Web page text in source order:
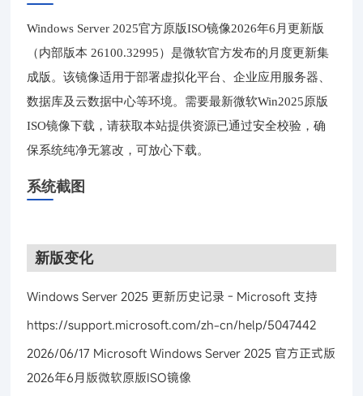
Windows Server 2025官方原版ISO镜像2026年6月更新版
（内部版本 26100.32995）是微软官方发布的月度更新集
成版。该镜像适用于部署虚拟化平台、企业应用服务器、
数据库及云数据中心等环境。需要最新微软Win2025原版
ISO镜像下载，请获取本站提供资源已通过安全校验，确
保系统纯净无篡改，可放心下载。
系统截图
新版变化
Windows Server 2025 更新历史记录 - Microsoft 支持
https://support.microsoft.com/zh-cn/help/5047442
2026/06/17 Microsoft Windows Server 2025 官方正式版
2026年6月版微软原版ISO镜像